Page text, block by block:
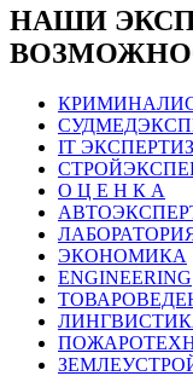
НАШИ
IT
О Ц Е Н К А
ЭКОНОМИКА
ENGINEERING